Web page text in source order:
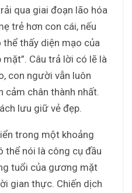
qua giai đoạn lão hóa
trẻ hơn con cái, nếu
thấy diện mạo của
Câu trả lời có lẽ là
con người vẫn luôn
cảm chân thành nhất.
lưu giữ vẻ đẹp.
trong một khoảng
thể nói là công cụ đầu
tuổi của gương mặt
gian thực. Chiến dịch